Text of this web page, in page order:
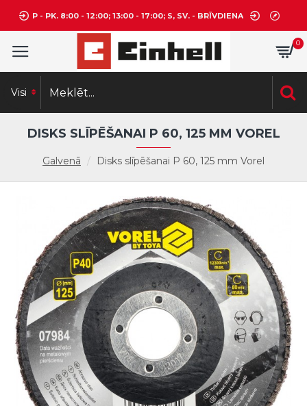
P - PK. 8:00 - 12:00; 13:00 - 17:00; S, SV. - BRĪVDIENA
0
Visi
Galvenā Disks slīpēšanai P 60, 125 mm Vorel
DISKS SLĪPĒŠANAI P 60, 125 MM VOREL